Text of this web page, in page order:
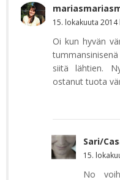
15. lokakuuta 2014
Oi kun hyvän
siitä lähtien.
ostanut tuota
Sari/
15.
No